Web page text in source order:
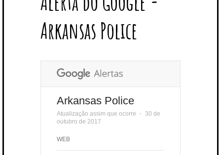
E
R
B
O
O
K
L
E
P
L
U
E
R
S
E
D
I
N
A
G
R
A
M
U
B
U
Arkansas Police
Arkansas Police
Atualização assim que ocorre ⋅ 30 de
outubro de 2017
WEB